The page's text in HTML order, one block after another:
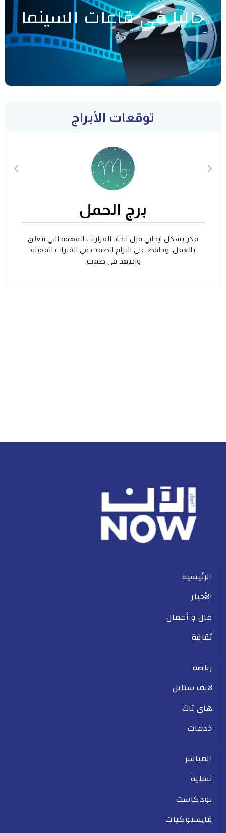
حاليا في قاعات السينما
توقعات الأبراج
برج الحمل
فكر بشكل ايجابي قبل اتخاذ القرارات المهمة التي تتعلق
بالعمل، وحافظ على التزام الصمت في الفترات المقبلة
واجتهد في صمت.
الرئيسية
الأخبار
مال و أعمال
ثقافة
رياضة
لايف ستايل
هاي تاك
خدمات
المباشر
تسلية
بودكاست
فايسبوكيات